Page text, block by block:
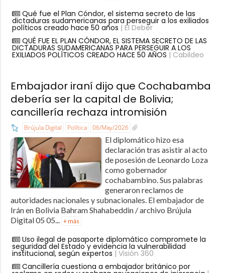
Qué fue el Plan Cóndor, el sistema secreto de las
dictaduras sudamericanas para perseguir a los exiliados
políticos creado hace 50 años | El Deber
QUÉ FUE EL PLAN CÓNDOR, EL SISTEMA SECRETO DE LAS
DICTADURAS SUDAMERICANAS PARA PERSEGUIR A LOS
EXILIADOS POLÍTICOS CREADO HACE 50 AÑOS | Cabildeo
Embajador iraní dijo que Cochabamba
debería ser la capital de Bolivia;
cancillería rechaza intromisión
Brújula Digital Política 06/May/2026
El diplomático hizo esa
declaración tras asistir al acto
de posesión de Leonardo Loza
como gobernador
cochabambino. Sus palabras
generaron reclamos de
autoridades nacionales y subnacionales. El embajador de
Irán en Bolivia Bahram Shahabeddin / archivo Brújula
Digital 05 05... + más
Uso ilegal de pasaporte diplomático compromete la
seguridad del Estado y evidencia la vulnerabilidad
institucional, según expertos | Visión 360
Cancillería cuestiona a embajador británico por